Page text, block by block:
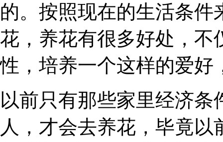
的。按照现在的生活条
花，养花有很多好处，不
性，培养一个这样的爱好
以前只有那些家里经济
人，才会去养花，毕竟